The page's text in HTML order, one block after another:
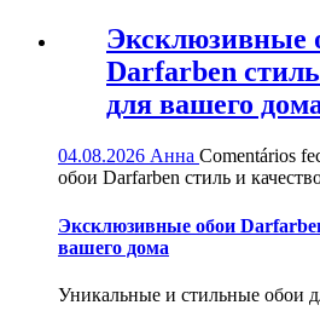
Эксклюзивные
Darfarben
для вашего
04.08.2026 Анна Comentários
обои Darfarben стиль и
Эксклюзивные обои
вашего дома
Уникальные и стильные обои